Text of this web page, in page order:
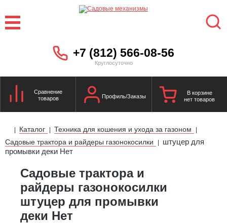
+7 (812) 566-08-56
Круглосуточно
Сравнение
товаров
Профиль/Заказы
В корзине
нет товаров
| Каталог | Техника для кошения и ухода за газоном |
Садовые трактора и райдеры газонокосилки |
штуцер для
промывки деки Нет
Садовые трактора и
райдеры газонокосилки
штуцер для промывки
деки Нет